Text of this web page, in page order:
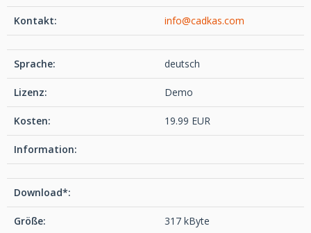
Kontakt: info@cadkas.com
Sprache: deutsch
Lizenz: Demo
Kosten: 19.99 EUR
Information:
Download*:
Größe: 317 kByte